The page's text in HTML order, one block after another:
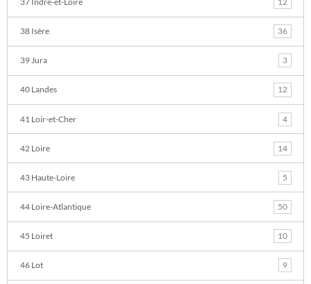
38 Isère 36
39 Jura 3
40 Landes 12
41 Loir-et-Cher 4
42 Loire 14
43 Haute-Loire 5
44 Loire-Atlantique 50
45 Loiret 10
46 Lot 9